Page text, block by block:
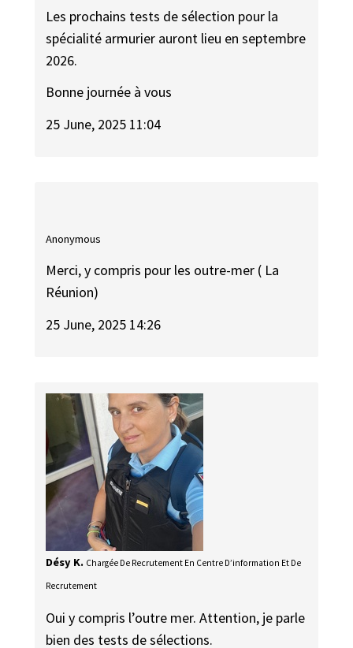
Les prochains tests de sélection pour la
spécialité armurier auront lieu en septembre
2026.
Bonne journée à vous
25 June, 2025 11:04
Anonymous
Merci, y compris pour les outre-mer ( La
Réunion)
25 June, 2025 14:26
Désy K. Chargée De Recrutement En Centre D’information Et De
Recrutement
Oui y compris l’outre mer. Attention, je parle
bien des tests de sélections.